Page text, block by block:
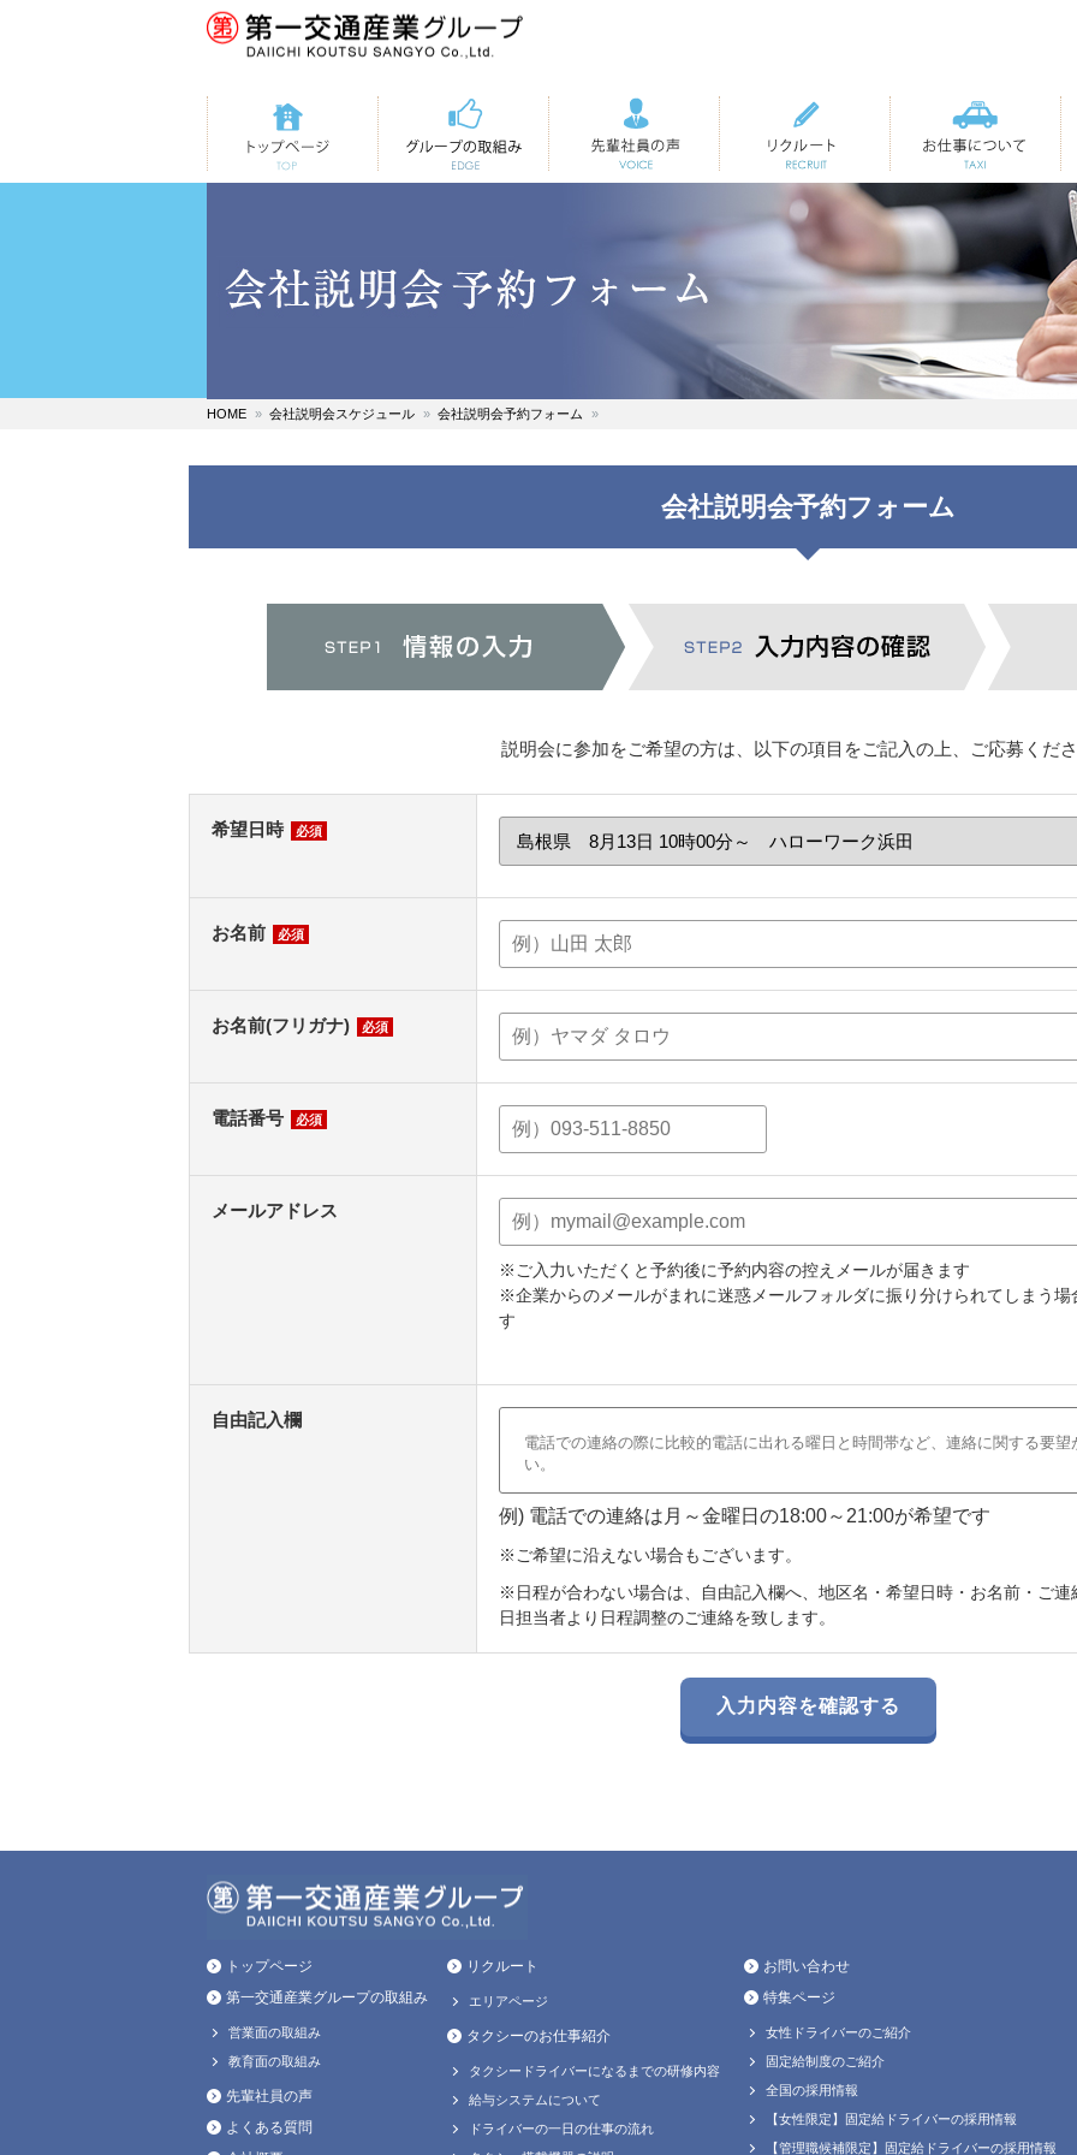
トップページ 第一交通の取組み 先輩社員の声 リクルート お仕事について
HOME 会社説明会スケジュール 会社説明会予約フォーム
会社説明会予約フォーム
説明会に参加をご希望の方は、以下の項目をご記入の上、ご応募くだ
希望日時 必須
お名前 必須
お名前(フリガナ) 必須
電話番号 必須
メールアドレス
※ご入力いただくと予約後に予約内容の控えメールが届きます
※企業からのメールがまれに迷惑メールフォルダに振り分けられてしまう
す
自由記入欄
例) 電話での連絡は月～金曜日の18:00～21:00が希望です
※ご希望に沿えない場合もございます。
※日程が合わない場合は、自由記入欄へ、地区名・希望日時・お名前・ご
日担当者より日程調整のご連絡を致します。
トップページ
第一交通産業グループの取組み
営業面の取組み
教育面の取組み
先輩社員の声
よくある質問
リクルート
エリアページ
タクシーのお仕事紹介
タクシードライバーになるまでの研修内容
給与システムについて
ドライバーの一日の仕事の流れ
お問い合わせ
特集ページ
女性ドライバーのご紹介
固定給制度のご紹介
全国の採用情報
【女性限定】固定給ドライバーの採用情報
【管理職候補限定】固定給ドライバーの採用情報